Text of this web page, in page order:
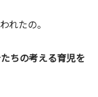
れたの。
ちの考える育児を